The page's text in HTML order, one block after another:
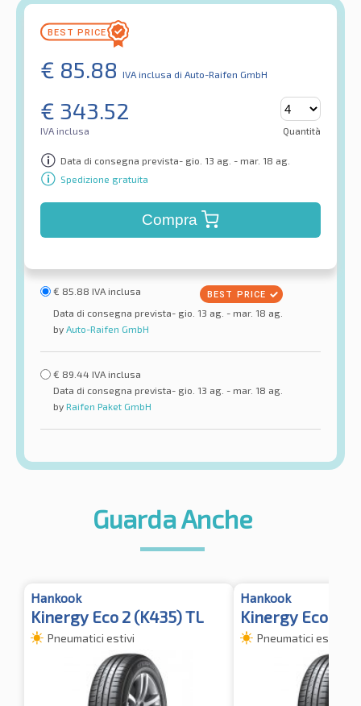
€ 85.88 IVA inclusa di Auto-Raifen GmbH
€ 343.52
IVA inclusa Quantità
Data di consegna prevista- gio. 13 ag. - mar. 18 ag.
Spedizione gratuita
Compra
€ 85.88 IVA inclusa
Data di consegna prevista- gio. 13 ag. - mar. 18 ag.
by Auto-Raifen GmbH
€ 89.44 IVA inclusa
Data di consegna prevista- gio. 13 ag. - mar. 18 ag.
by Raifen Paket GmbH
Guarda Anche
Hankook
Kinergy Eco 2 (K435) TL
Pneumatici estivi
Hankook
Kinergy Eco 2
Pneumatici estivi